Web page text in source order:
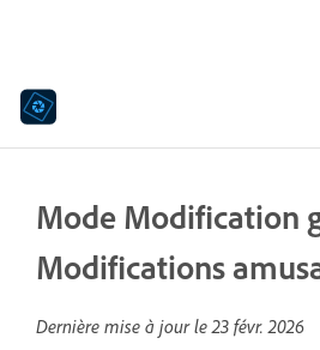
Mode Modification
Modifications
Dernière mise à jour le23 févr. 2026